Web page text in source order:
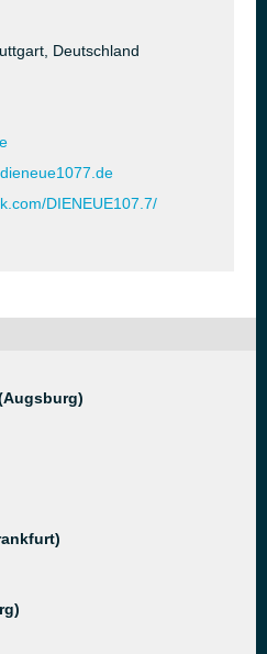
Deutschland
DIENEUE107.7/